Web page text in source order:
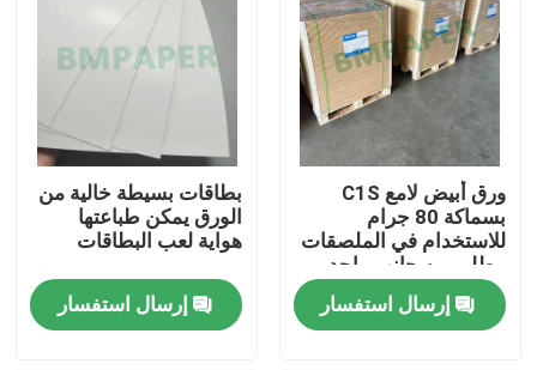
ورق أبيض لامع C1S
بسماكة 80 جرام
للاستخدام في الملصقات
مطلي من جانب واحد
إرسال استفسار
بطاقات بسيطة خالية من
الورق يمكن طباعتها
هواية لعب البطاقات
إرسال استفسار